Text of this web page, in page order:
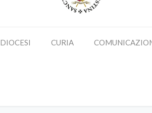
DIOCESI CURIA